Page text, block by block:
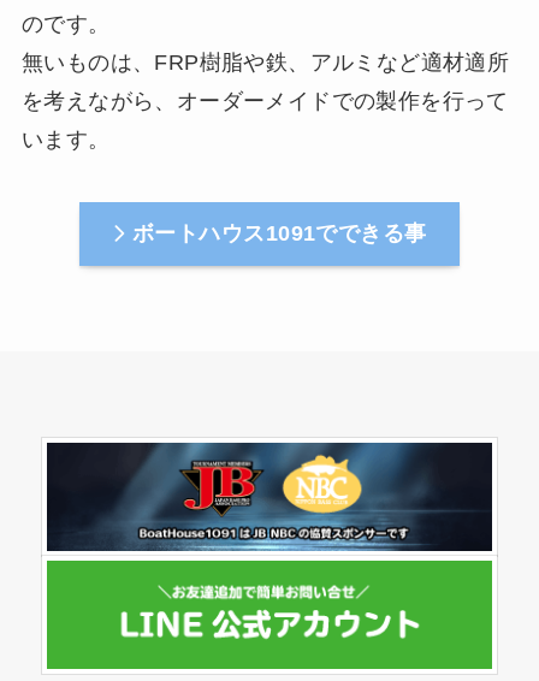
のです。
無いものは、FRP樹脂や鉄、アルミなど適材適所
を考えながら、オーダーメイドでの製作を行って
います。
ボートハウス1091でできる事